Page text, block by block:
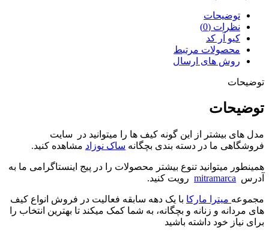
توضیحات
نظرات (0)
کیو آر کد
محصولات مرتبط
روش های ارسال
توضیحات
توضیحات
مدل های بیشتر از این گونه کیف ها را میتوانید در سایت
فروشگاهی ما در دسته بندی بچگانه ساک نوزاد مشاهده کنید.
همینطور میتوانید تنوع بیشتر محصولات را در پیج اینستاگرامی ما به
آدرس mitramarca رویت کنید.
مجموعه میترا مارکا با یک دهه سابقه فعالیت در فروش انواع کیف
های مردانه و زنانه و بچگانه، به شما کمک میکند تا بهترین انتخاب را
برای نیاز خود داشته باشید